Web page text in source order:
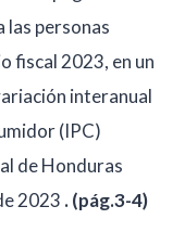
las personas
fiscal 2023, en un
interanual
(IPC)
de Honduras
2023 . (pág.3-4)